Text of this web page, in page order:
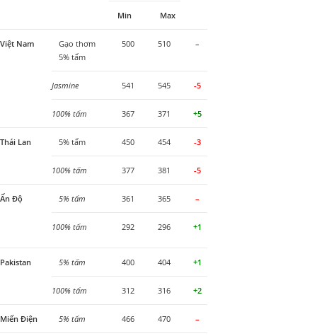
Min Max
Việt Nam
Gạo thơm
5% tấm
500 510 –
Jasmine 541 545 -5
100% tấm 367 371 +5
Thái Lan 5% tấm 450 454 -3
100% tấm 377 381 -5
Ấn Độ 5% tấm 361 365 –
100% tấm 292 296 +1
Pakistan 5% tấm 400 404 +1
100% tấm 312 316 +2
Miến Điện 5% tấm 466 470 –